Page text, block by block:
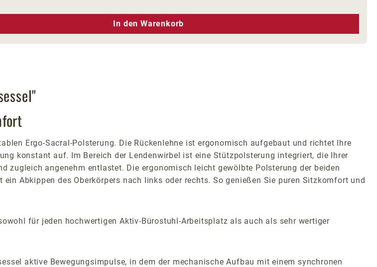
benutze die Schaltflächen um die Anzahl zu erhöhen oder zu
In den Warenkorb
Ergo-Sacral-Polsterung. Die Rückenlehne ist ergonomisch aufgebaut und richtet Ihre
konstant auf. Im Bereich der Lendenwirbel ist eine Stützpolsterung integriert, die Ihrer
zugleich angenehm entlastet. Die ergonomisch leicht gewölbte Polsterung der beiden
Abkippen des Oberkörpers nach links oder rechts. So genießen Sie puren Sitzkomfort und
für jeden hochwertigen Aktiv-Bürostuhl-Arbeitsplatz als auch als sehr wertiger
aktive Bewegungsimpulse, in dem der mechanische Aufbau mit einem synchronen